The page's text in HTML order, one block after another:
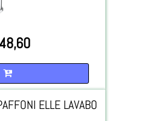
ELLE LAVABO